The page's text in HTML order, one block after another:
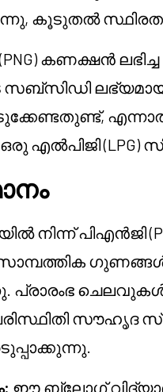
കൂടുതൽ
കണക്ഷൻ
ലഭ്യമായ
ഒരു എൽപിജി (LPG)
നിന്ന് പിഎൻജി
ഗുണങ്ങൾ
ചെലവുകൾ
സൗഹൃദ
ഈ ബ്ലോഗ്